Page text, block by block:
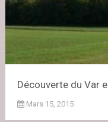
Découverte du Var
Mars 15, 2015